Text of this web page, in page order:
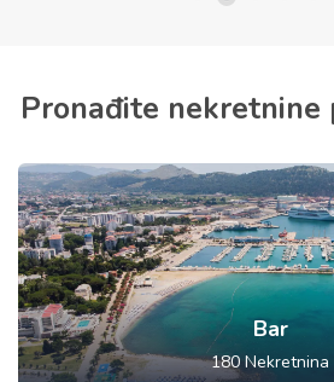
Pronađite nekretnine
Bar
180 Nekretnina